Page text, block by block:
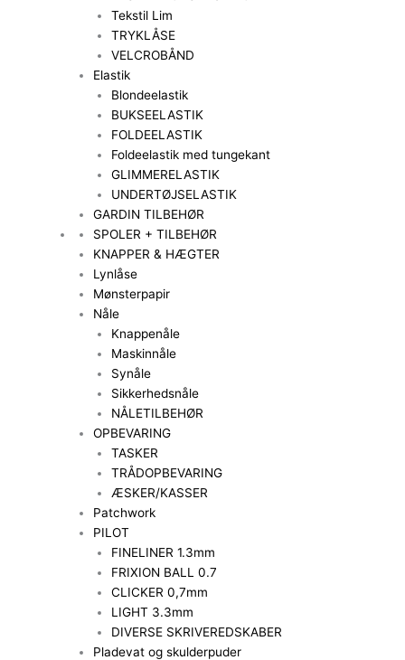
Tekstil Lim
TRYKLÅSE
VELCROBÅND
Elastik
Blondeelastik
BUKSEELASTIK
FOLDEELASTIK
Foldeelastik med tungekant
GLIMMERELASTIK
UNDERTØJSELASTIK
GARDIN TILBEHØR
SPOLER + TILBEHØR
KNAPPER & HÆGTER
Lynlåse
Mønsterpapir
Nåle
Knappenåle
Maskinnåle
Synåle
Sikkerhedsnåle
NÅLETILBEHØR
OPBEVARING
TASKER
TRÅDOPBEVARING
ÆSKER/KASSER
Patchwork
PILOT
FINELINER 1.3mm
FRIXION BALL 0.7
CLICKER 0,7mm
LIGHT 3.3mm
DIVERSE SKRIVEREDSKABER
Pladevat og skulderpuder